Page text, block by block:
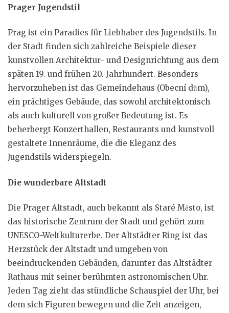
Prager Jugendstil
Prag ist ein Paradies für Liebhaber des Jugendstils. In
der Stadt finden sich zahlreiche Beispiele dieser
kunstvollen Architektur- und Designrichtung aus dem
späten 19. und frühen 20. Jahrhundert. Besonders
hervorzuheben ist das Gemeindehaus (Obecní dům),
ein prächtiges Gebäude, das sowohl architektonisch
als auch kulturell von großer Bedeutung ist. Es
beherbergt Konzerthallen, Restaurants und kunstvoll
gestaltete Innenräume, die die Eleganz des
Jugendstils widerspiegeln.
Die wunderbare Altstadt
Die Prager Altstadt, auch bekannt als Staré Město, ist
das historische Zentrum der Stadt und gehört zum
UNESCO-Weltkulturerbe. Der Altstädter Ring ist das
Herzstück der Altstadt und umgeben von
beeindruckenden Gebäuden, darunter das Altstädter
Rathaus mit seiner berühmten astronomischen Uhr.
Jeden Tag zieht das stündliche Schauspiel der Uhr, bei
dem sich Figuren bewegen und die Zeit anzeigen,